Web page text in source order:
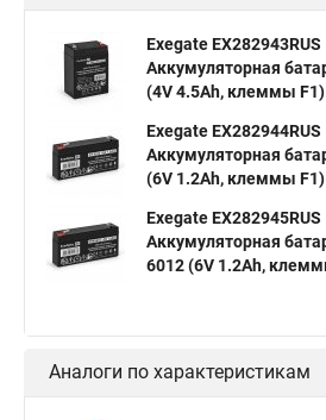
Exegate EX282943RUS
Аккумуляторная
(4V 4.5Ah, клеммы F1)
Exegate EX282944RUS
Аккумуляторная
(6V 1.2Ah, клеммы F1)
Exegate EX282945RUS
Аккумуляторная
6012 (6V 1.2Ah,
Аналоги по характеристикам